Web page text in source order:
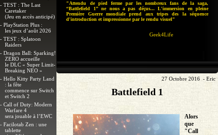
- TEST : The Last
Caretaker
(Jeu en accès anticipé)
- PlayStation Plus :
les jeux d’août 2026
- TEST : Splatoon
Raiders
- Dragon Ball: Sparking!
ZERO accueille
le DLC « Super Limit-
Breaking NEO »
- Hello Kitty Party Land
: la fête
commence sur Switch
et Switch 2
- Call of Duty: Modern
Warfare 4
sera jouable à l’EWC
- Facilotab Zen : une
tablette
"Attendu de pied ferme par les nombreux fans de la saga,
“Battlefield 1” ne nous a pas déçus... L'immersion en pleine
Première Guerre mondiale prend aux tripes des la séquence
d'introduction et impressionne par le rendu visuel"
Geek4Life
27 Octobre 2016 - Eric
Battlefield 1
Alors
que
"Call